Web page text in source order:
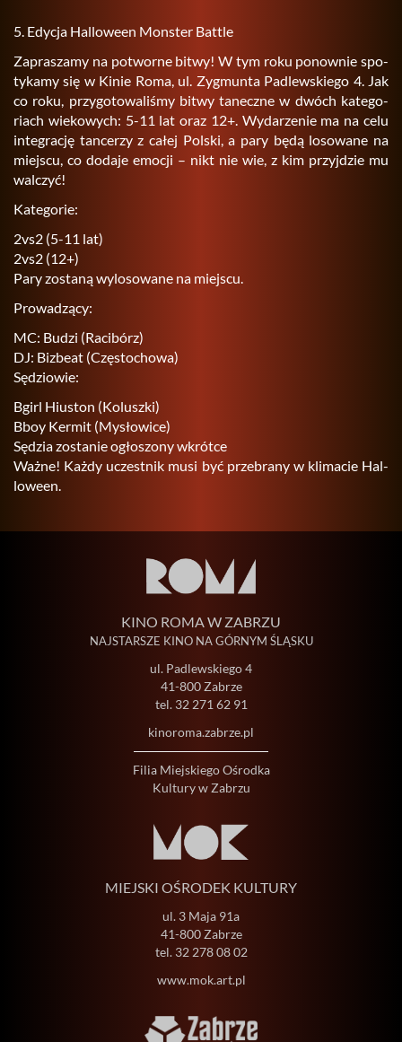
5. Edy­cja Hal­lo­we­en Mon­ster Bat­tle
Za­pra­sza­my na po­twor­ne bitwy! W tym roku po­now­nie spo­
ty­ka­my się w Kinie Roma, ul. Zyg­mun­ta Pa­dlew­skie­go 4. Jak
co roku, przy­go­to­wa­li­śmy bitwy ta­necz­ne w dwóch ka­te­go­
riach wie­ko­wych: 5-11 lat oraz 12+. Wy­da­rze­nie ma na celu
in­te­gra­cję tan­ce­rzy z całej Pol­ski, a pary będą lo­so­wa­ne na
miej­scu, co do­da­je emo­cji – nikt nie wie, z kim przyj­dzie mu
wal­czyć!
Ka­te­go­rie:
2vs2 (5-11 lat)
2vs2 (12+)
Pary zo­sta­ną wy­lo­so­wa­ne na miej­scu.
Pro­wa­dzą­cy:
MC: Budzi (Ra­ci­bórz)
DJ: Bi­zbe­at (Czę­sto­cho­wa)
Sę­dzio­wie:
Bgirl Hiu­ston (Ko­lusz­ki)
Bboy Ker­mit (My­sło­wi­ce)
Sę­dzia zo­sta­nie ogło­szo­ny wkrót­ce
Ważne! Każdy uczest­nik musi być prze­bra­ny w kli­ma­cie Hal­
lo­we­en.
KINO ROMA W ZABRZU
NAJSTARSZE KINO NA GÓRNYM ŚLĄSKU
ul. Padlewskiego 4
41-800 Zabrze
tel. 32 271 62 91
kinoroma.zabrze.pl
Filia Miejskiego Ośrodka
Kultury w Zabrzu
MIEJSKI OŚRODEK KULTURY
ul. 3 Maja 91a
41-800 Zabrze
tel. 32 278 08 02
www.mok.art.pl